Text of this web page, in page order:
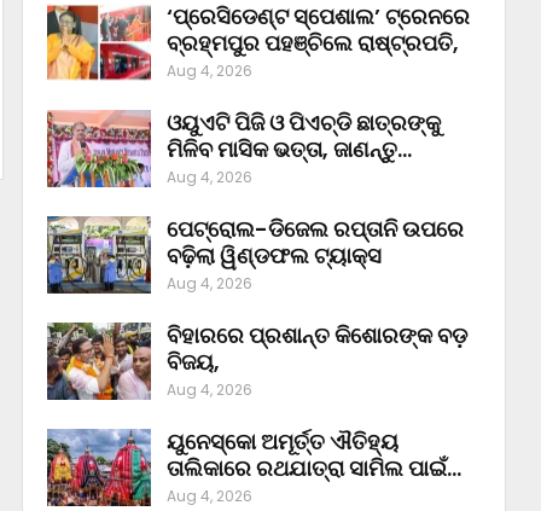
‘ପ୍ରେସିଡେଣ୍ଟ ସ୍ପେଶାଲ’ ଟ୍ରେନରେ
ବ୍ରହ୍ମପୁର ପହଞ୍ଚିଲେ ରାଷ୍ଟ୍ରପତି,
Aug 4, 2026
ଓୟୁଏଟି ପିଜି ଓ ପିଏଚ୍‌ଡି ଛାତ୍ରଙ୍କୁ
ମିଳିବ ମାସିକ ଭତ୍ତା, ଜାଣନ୍ତୁ…
Aug 4, 2026
ପେଟ୍ରୋଲ-ଡିଜେଲ ରପ୍ତାନି ଉପରେ
ବଢ଼ିଲା ୱିଣ୍ଡଫଲ ଟ୍ୟାକ୍ସ
Aug 4, 2026
ବିହାରରେ ପ୍ରଶାନ୍ତ କିଶୋରଙ୍କ ବଡ଼
ବିଜୟ,
Aug 4, 2026
ୟୁନେସ୍କୋ ଅମୂର୍ତ୍ତ ଐତିହ୍ୟ
ତାଲିକାରେ ରଥଯାତ୍ରା ସାମିଲ ପାଇଁ…
Aug 4, 2026